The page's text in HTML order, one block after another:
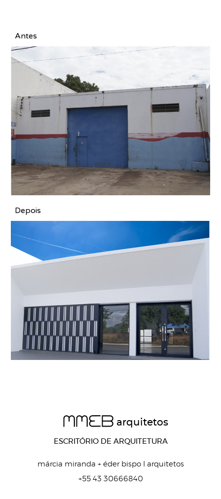
Antes
Depois
MMEB arquitetos
ESCRITÓRIO DE ARQUITETURA
márcia miranda + éder bispo I arquitetos
+55 43 30666840